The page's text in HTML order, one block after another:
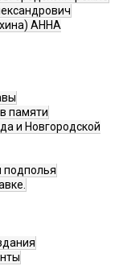
АННА
памяти
и Новгородской
подполья